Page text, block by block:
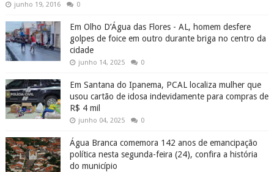
junho 19, 2016 0
Em Olho D’Água das Flores - AL, homem desfere
golpes de foice em outro durante briga no centro da
cidade
junho 14, 2025 0
Em Santana do Ipanema, PCAL localiza mulher que
usou cartão de idosa indevidamente para compras de
R$ 4 mil
junho 04, 2025 0
Água Branca comemora 142 anos de emancipação
política nesta segunda-feira (24), confira a história
do município